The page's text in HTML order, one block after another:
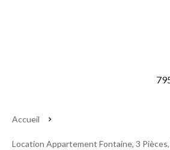
Accueil
Location Appartement Fontaine, 3